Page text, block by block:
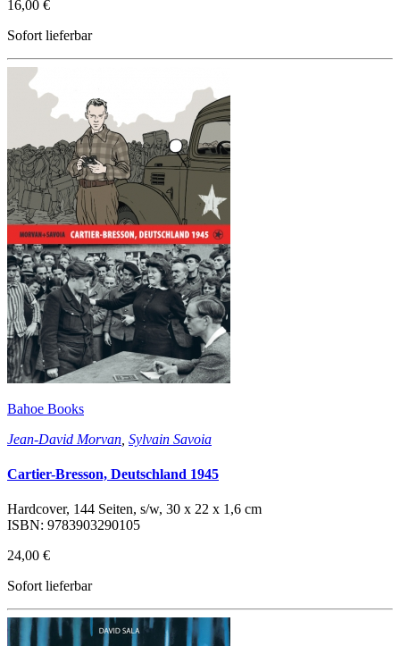
16,00 €
Sofort lieferbar
Bahoe Books
Jean-David Morvan Sylvain Savoia
Cartier-Bresson, Deutschland 1945
Hardcover, 144 Seiten, s/w, 30 x 22 x 1,6 cm
ISBN: 9783903290105
24,00 €
Sofort lieferbar